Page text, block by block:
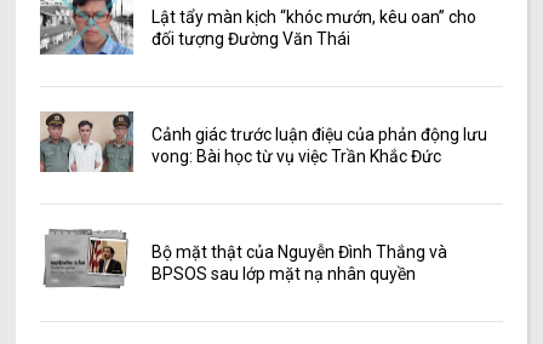
Lật tẩy màn kịch “khóc mướn, kêu oan” cho
đối tượng Đường Văn Thái
Cảnh giác trước luận điệu của phản động lưu
vong: Bài học từ vụ việc Trần Khắc Đức
Bộ mặt thật của Nguyễn Đình Thắng và
BPSOS sau lớp mặt nạ nhân quyền